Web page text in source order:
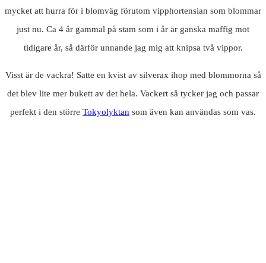
mycket att hurra för i blomväg förutom vipphortensian som blommar
just nu. Ca 4 år gammal på stam som i år är ganska maffig mot
tidigare år, så därför unnande jag mig att knipsa två vippor.
Visst är de vackra! Satte en kvist av silverax ihop med blommorna så
det blev lite mer bukett av det hela. Vackert så tycker jag och passar
perfekt i den större Tokyolyktan som även kan användas som vas.